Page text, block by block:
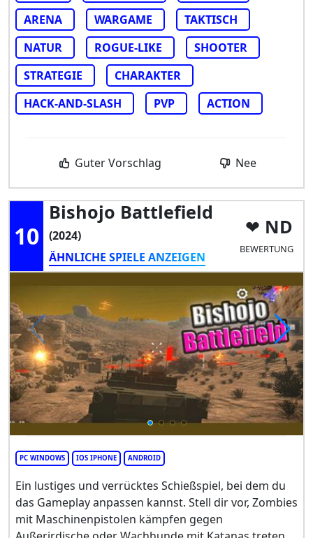
ARENA
WARGAME
TAKTISCH
NATUR
ROGUE-LIKE
SHOOTER
STRATEGIE
CHARAKTER
HACK-AND-SLASH
PVP ACTION
Guter Vorschlag Nee
10
Bishojo Battlefield
(2024)
ÄHNLICHE SPIELE ANZEIGEN
ND
BEWERTUNG
PC WINDOWS IOS IPHONE ANDROID
Ein lustiges und verrücktes Schießspiel, bei dem du
das Gameplay anpassen kannst. Stell dir vor, Zombies
mit Maschinenpistolen kämpfen gegen